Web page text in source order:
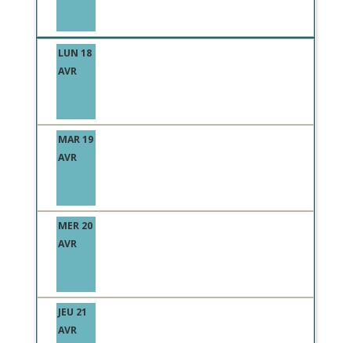
LUN 18
AVR
MAR 19
AVR
MER 20
AVR
JEU 21
AVR